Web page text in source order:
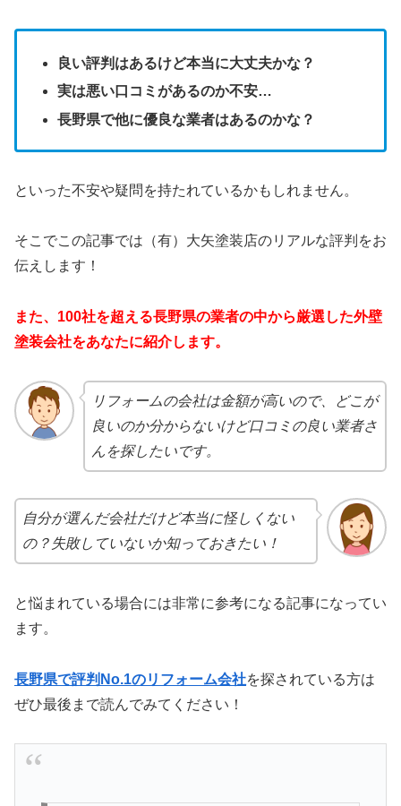
良い評判はあるけど本当に大丈夫かな？
実は悪い口コミがあるのか不安…
長野県で他に優良な業者はあるのかな？
といった不安や疑問を持たれているかもしれません。
そこでこの記事では（有）大矢塗装店のリアルな評判をお
伝えします！
また、100社を超える長野県の業者の中から厳選した外壁
塗装会社をあなたに紹介します。
リフォームの会社は金額が高いので、どこが
良いのか分からないけど口コミの良い業者さ
んを探したいです。
自分が選んだ会社だけど本当に怪しくない
の？失敗していないか知っておきたい！
と悩まれている場合には非常に参考になる記事になってい
ます。
長野県で評判No.1のリフォーム会社を探されている方は
ぜひ最後まで読んでみてください！